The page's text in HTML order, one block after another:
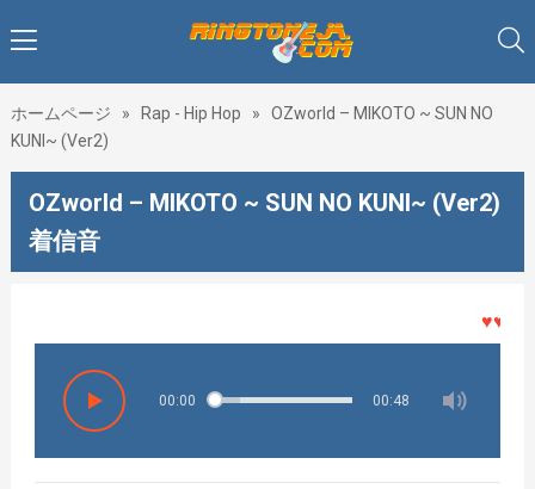
ホームページ » Rap - Hip Hop »
OZworld – MIKOTO ~ SUN NO
KUNI~ (Ver2)
OZworld – MIKOTO ~ SUN NO KUNI~ (Ver2)
着信音
♥♥♥着メ
00:00 00:48